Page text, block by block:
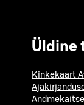
Üldine
Kinkekaart
Andmekaitse